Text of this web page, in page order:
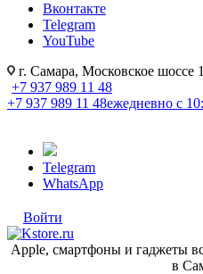
Вконтакте
Telegram
YouTube
г. Самара, Московское
+7 937 989 11 48
+7 937 989 11 48ежедневно с
Telegram
WhatsApp
Войти
Apple, cмартфоны и гаджеты
в